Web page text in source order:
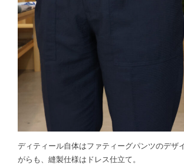
ディティール自体はファティーグパンツのデザ
がらも、縫製仕様はドレス仕立て。